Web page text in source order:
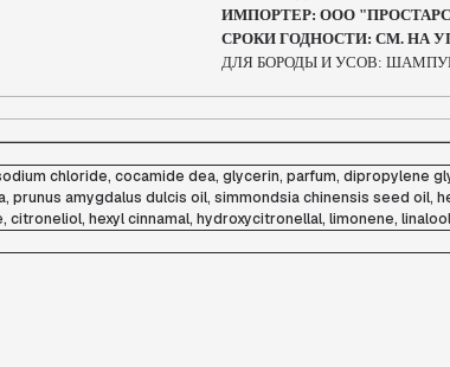
ИМПОРТЕР: ООО
СРОКИ ГОДНОСТИ: СМ. НА
ДЛЯ БОРОДЫ И УСОВ:
chloride, cocamide dea, glycerin, parfum, dipropylene
amygdalus dulcis oil, simmondsia chinensis seed oil,
hexyl cinnamal, hydroxycitronellal, limonene, linalool